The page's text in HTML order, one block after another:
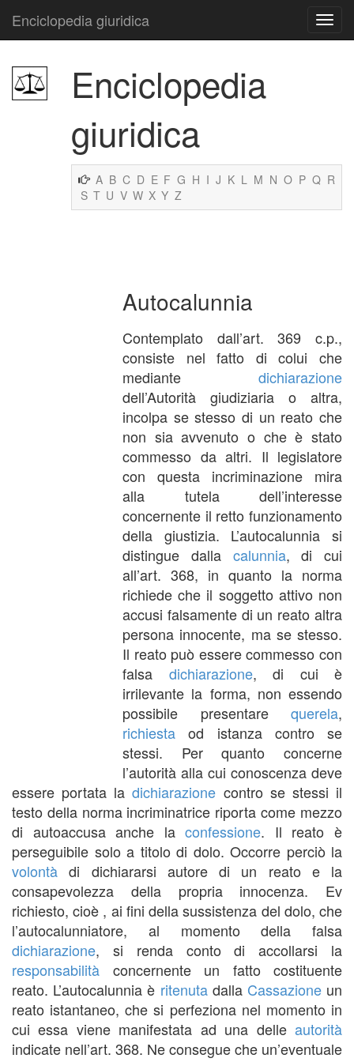
Enciclopedia giuridica
Enciclopedia
giuridica
A B C D E F G H I J K L M N O P Q R
S T U V W X Y Z
Autocalunnia
Contemplato dall’art. 369 c.p.,
consiste nel fatto di colui che
mediante dichiarazione
dell’Autorità giudiziaria o altra,
incolpa se stesso di un reato che
non sia avvenuto o che è stato
commesso da altri. Il legislatore
con questa incriminazione mira
alla tutela dell’interesse
concernente il retto funzionamento
della giustizia. L’autocalunnia si
distingue dalla calunnia, di cui
all’art. 368, in quanto la norma
richiede che il soggetto attivo non
accusi falsamente di un reato altra
persona innocente, ma se stesso.
Il reato può essere commesso con
falsa dichiarazione, di cui è
irrilevante la forma, non essendo
possibile presentare querela,
richiesta od istanza contro se
stessi. Per quanto concerne
l’autorità alla cui conoscenza deve
essere portata ladichiarazione contro se stessi il
testo della norma incriminatrice riporta come mezzo
di autoaccusa anche laconfessione. Il reato è
perseguibile solo a titolo di dolo. Occorre perciò la
volontà di dichiararsi autore di un reato e la
consapevolezza della propria innocenza. Ev
richiesto, cioè , ai fini della sussistenza del dolo, che
l’autocalunniatore, al momento della falsa
dichiarazione, si renda conto di accollarsi la
responsabilità concernente un fatto costituente
reato. L’autocalunnia è ritenutadalla Cassazioneun
reato istantaneo, che si perfeziona nel momento in
cui essa viene manifestata ad una delle autorità
indicate nell’art. 368. Ne consegue che un’eventuale